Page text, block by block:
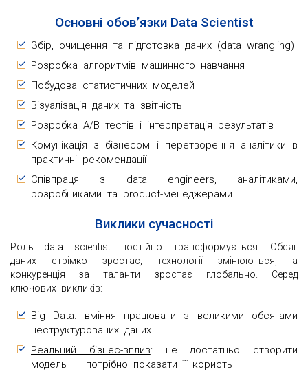
Основні обов’язки Data Scientist
Збір, очищення та підготовка даних (data wrangling)
Розробка алгоритмів машинного навчання
Побудова статистичних моделей
Візуалізація даних та звітність
Розробка A/B тестів і інтерпретація результатів
Комунікація з бізнесом і перетворення аналітики в
практичні рекомендації
Співпраця з data engineers, аналітиками,
розробниками та product-менеджерами
Виклики сучасності
Роль data scientist постійно трансформується. Обсяг
даних стрімко зростає, технології змінюються, а
конкуренція за таланти зростає глобально. Серед
ключових викликів:
Big Data: вміння працювати з великими обсягами
неструктурованих даних
Реальний бізнес-вплив: не достатньо створити
модель — потрібно показати її користь